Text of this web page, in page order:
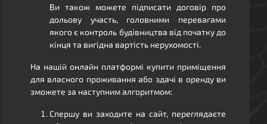
Ви також можете підписати договір про
дольову участь, головними перевагами
якого є контроль будівництва від початку до
кінця та вигідна вартість нерухомості.
На нашій онлайн платформі купити приміщення
для власного проживання або здачі в оренду ви
зможете за наступним алгоритмом:
Спершу ви заходите на сайт, переглядаєте